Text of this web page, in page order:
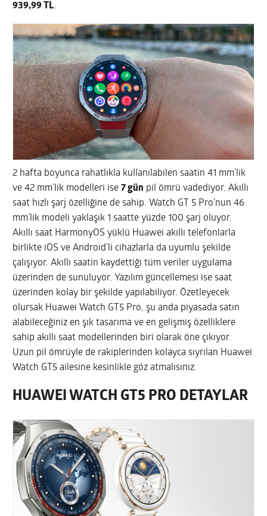
939,99 TL.
2 hafta boyunca rahatlıkla kullanılabilen saatin 41 mm’lik
ve 42 mm’lik modelleri ise7 gün pil ömrü vadediyor. Akıllı
saat hızlı şarj özelliğine de sahip. Watch GT 5 Pro’nun 46
mm’lik modeli yaklaşık 1 saatte yüzde 100 şarj oluyor.
Akıllı saat HarmonyOS yüklü Huawei akıllı telefonlarla
birlikte iOS ve Android’li cihazlarla da uyumlu şekilde
çalışıyor. Akıllı saatin kaydettiği tüm veriler uygulama
üzerinden de sunuluyor. Yazılım güncellemesi ise saat
üzerinden kolay bir şekilde yapılabiliyor. Özetleyecek
olursak Huawei Watch GT5 Pro, şu anda piyasada satın
alabileceğiniz en şık tasarıma ve en gelişmiş özelliklere
sahip akıllı saat modellerinden biri olarak öne çıkıyor.
Uzun pil ömrüyle de rakiplerinden kolayca sıyrılan Huawei
Watch GT5 ailesine kesinlikle göz atmalısınız.
HUAWEI WATCH GT5 PRO DETAYLAR